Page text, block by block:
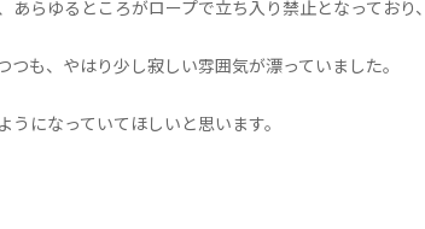
らゆるところがロープで立ち入り禁止となっており、
も、やはり少し寂しい雰囲気が漂っていました。
になっていてほしいと思います。